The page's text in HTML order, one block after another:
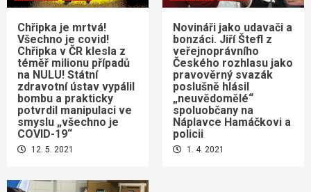
Chřipka je mrtvá!
Všechno je covid!
Chřipka v ČR klesla z
téměř milionu případů
na NULU! Státní
zdravotní ústav vypálil
bombu a prakticky
potvrdil manipulaci ve
smyslu „všechno je
COVID-19“
12. 5. 2021
Novináři jako udavači a
bonzáci. Jiří Štefl z
veřejnoprávního
Českého rozhlasu jako
pravověrný svazák
poslušně hlásil
„neuvědomělé“
spoluobčany na
Náplavce Hamáčkovi a
policii
1. 4. 2021